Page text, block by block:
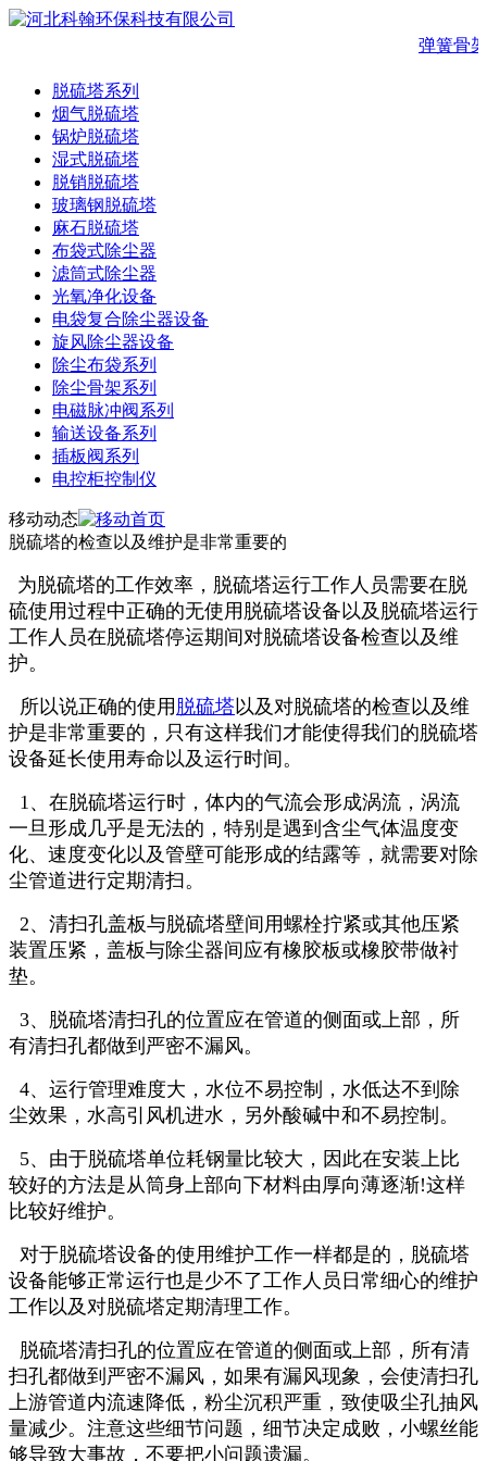
弹簧骨架
脱硫塔系列
烟气脱硫塔
锅炉脱硫塔
湿式脱硫塔
脱销脱硫塔
玻璃钢脱硫塔
麻石脱硫塔
布袋式除尘器
滤筒式除尘器
光氧净化设备
电袋复合除尘器设备
旋风除尘器设备
除尘布袋系列
除尘骨架系列
电磁脉冲阀系列
输送设备系列
插板阀系列
电控柜控制仪
移动动态
脱硫塔的检查以及维护是非常重要的
为脱硫塔的工作效率，脱硫塔运行工作人员需要在脱
硫使用过程中正确的无使用脱硫塔设备以及脱硫塔运行
工作人员在脱硫塔停运期间对脱硫塔设备检查以及维
护。
所以说正确的使用 脱硫塔以及对脱硫塔的检查以及维
护是非常重要的，只有这样我们才能使得我们的脱硫塔
设备延长使用寿命以及运行时间。
1、在脱硫塔运行时，体内的气流会形成涡流，涡流
一旦形成几乎是无法的，特别是遇到含尘气体温度变
化、速度变化以及管壁可能形成的结露等，就需要对除
尘管道进行定期清扫。
2、清扫孔盖板与脱硫塔壁间用螺栓拧紧或其他压紧
装置压紧，盖板与除尘器间应有橡胶板或橡胶带做衬
垫。
3、脱硫塔清扫孔的位置应在管道的侧面或上部，所
有清扫孔都做到严密不漏风。
4、运行管理难度大，水位不易控制，水低达不到除
尘效果，水高引风机进水，另外酸碱中和不易控制。
5、由于脱硫塔单位耗钢量比较大，因此在安装上比
较好的方法是从筒身上部向下材料由厚向薄逐渐!这样
比较好维护。
对于脱硫塔设备的使用维护工作一样都是的，脱硫塔
设备能够正常运行也是少不了工作人员日常细心的维护
工作以及对脱硫塔定期清理工作。
脱硫塔清扫孔的位置应在管道的侧面或上部，所有清
扫孔都做到严密不漏风，如果有漏风现象，会使清扫孔
上游管道内流速降低，粉尘沉积严重，致使吸尘孔抽风
量减少。注意这些细节问题，细节决定成败，小螺丝能
够导致大事故，不要把小问题遗漏。